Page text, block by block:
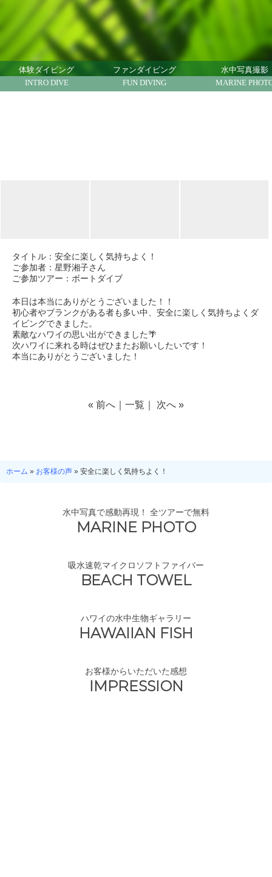
ハワイでダイビング ハワイで体験ダイビング ノ
ースショア
体験ダイビング
INTRO DIVE
ファンダイビング
FUN DIVING
水中写真撮影
MARINE
タイトル： 安全に楽しく気持ちよく！
ご参加者：星野湘子さん
ご参加ツアー：ボートダイブ
本日は本当にありがとうございました！！
初心者やブランクがある者も多い中、安全に楽しく気持ちよくダ
イビングできました。
素敵なハワイの思い出ができました🌴
次ハワイに来れる時はぜひまたお願いしたいです！
本当にありがとうございました！
« 前へ 一覧 次へ »
ホーム » お客様の声 » 安全に楽しく気持ちよく！
水中写真で感動再現！ 全ツアーで無料
MARINE PHOTO
吸水速乾マイクロソフトファイバー
BEACH TOWEL
ハワイの水中生物ギャラリー
HAWAIIAN FISH
お客様からいただいた感想
IMPRESSION